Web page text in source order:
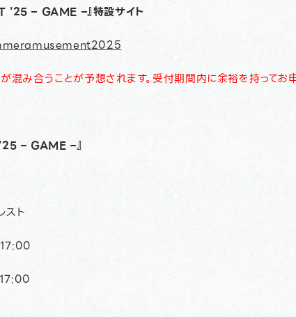
– GAME –』特設サイト
み合うことが予想されます。受付期間内に余裕を持ってお
– GAME –』
スト